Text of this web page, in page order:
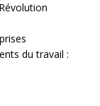
du travail :